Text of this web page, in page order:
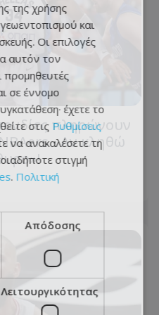
πληρώνουν
- Αν κληθώ
της χρήσης
και
Οι επιλογές
αυτόν τον
προμηθευτές
σε έννομο
έχετε το
στις Ρυθμίσεις
να ανακαλέσετε τη
στιγμή
. Πολιτική
Απόδοσης
Λειτουργικότητας